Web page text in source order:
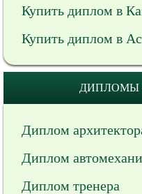
Купить диплом в
Купить диплом в
ДИПЛОМЫ
Диплом
Диплом
Диплом тренера